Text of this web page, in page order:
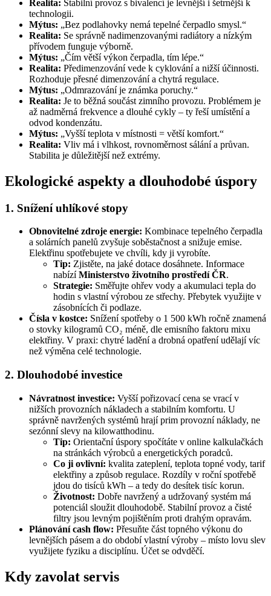
Realita: Stabilní provoz s bivalencí je levnější i šetrnější k
technologii.
Mýtus: „Bez podlahovky nemá tepelné čerpadlo smysl.“
Realita: Se správně nadimenzovanými radiátory a nízkým
přívodem funguje výborně.
Mýtus: „Čím větší výkon čerpadla, tím lépe.“
Realita: Předimenzování vede k cyklování a nižší účinnosti.
Rozhoduje přesné dimenzování a chytrá regulace.
Mýtus: „Odmrazování je známka poruchy.“
Realita: Je to běžná součást zimního provozu. Problémem je
až nadměrná frekvence a dlouhé cykly – ty řeší umístění a
odvod kondenzátu.
Mýtus: „Vyšší teplota v místnosti = větší komfort.“
Realita: Vliv má i vlhkost, rovnoměrnost sálání a průvan.
Stabilita je důležitější než extrémy.
Ekologické aspekty a dlouhodobé úspory
1. Snížení uhlíkové stopy
Obnovitelné zdroje energie: Kombinace tepelného čerpadla
a solárních panelů zvyšuje soběstačnost a snižuje emise.
Elektřinu spotřebujete ve chvíli, kdy ji vyrobíte.
Tip: Zjistěte, na jaké dotace dosáhnete. Informace
nabízíMinisterstvo životního prostředí ČR.
Strategie: Směřujte ohřev vody a akumulaci tepla do
hodin s vlastní výrobou ze střechy. Přebytek využijte v
zásobnících či podlaze.
Čísla v kostce: Snížení spotřeby o 1 500 kWh ročně znamená
o stovky kilogramů CO₂ méně, dle emisního faktoru mixu
elektřiny. V praxi: chytré ladění a drobná opatření udělají víc
než výměna celé technologie.
2. Dlouhodobé investice
Návratnost investice: Vyšší pořizovací cena se vrací v
nižších provozních nákladech a stabilním komfortu. U
správně navržených systémů hrají prim provozní náklady, ne
sezónní slevy na kilowatthodinu.
Tip: Orientační úspory spočítáte v online kalkulačkách
na stránkách výrobců a energetických poradců.
Co ji ovlivní: kvalita zateplení, teplota topné vody, tarif
elektřiny a způsob regulace. Rozdíly v roční spotřebě
jdou do tisíců kWh – a tedy do desítek tisíc korun.
Životnost: Dobře navržený a udržovaný systém má
potenciál sloužit dlouhodobě. Stabilní provoz a čisté
filtry jsou levným pojištěním proti drahým opravám.
Plánování cash flow: Přesuňte část topného výkonu do
levnějších pásem a do období vlastní výroby – místo lovu slev
využijete fyziku a disciplínu. Účet se odvděčí.
Kdy zavolat servis